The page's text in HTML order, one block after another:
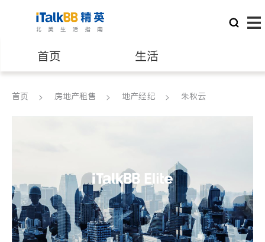
首页 生活
医生 律师
养老 非盈利组织
首页 房地产租售 地产经纪 朱秋云